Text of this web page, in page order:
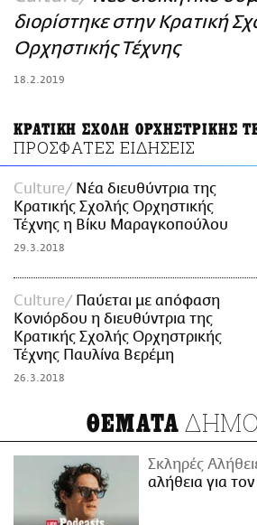
ΑΜΠΑ
PRINT
διορίστηκε στην Κρατική
Ορχηστικής Τέχνης
18.2.2019
ΚΡΑΤΙΚΗ ΣΧΟΛΗ ΟΡΧΗΣΤΡΙΚΗΣ
ΠΡΟΣΦΑΤΕΣ ΕΙΔΗΣΕΙΣ
Culture
Νέα διευθύντρια της
Κρατικής Σχολής Ορχηστικής
Τέχνης η Βίκυ Μαραγκοπούλου
29.3.2018
Culture
Παύεται με απόφαση
Κονιόρδου η διευθύντρια της
Κρατικής Σχολής Ορχηστρικής
Τέχνης Παυλίνα Βερέμη
26.3.2018
ΘΕΜΑΤΑ
Σκληρές
αλήθεια για